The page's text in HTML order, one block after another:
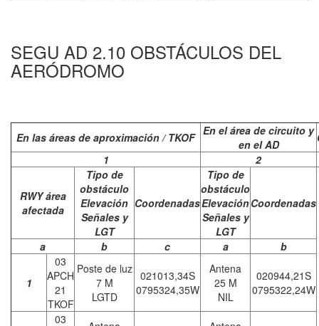
SEGU AD 2.10 OBSTÁCULOS DEL
AERÓDROMO
En las áreas de aproximación / TKOF En el área de circuito y
en el AD
1
2
RWY área
afectada
Tipo de
obstáculo
Elevación
Señales y
LGT
Coordenadas
Tipo de
obstáculo
Elevación
Señales y
LGT
Coordenadas
a b c a b
1
03
APCH
21
TKOF
Poste de luz
7 M
LGTD
021013,34S
0795324,35W
Antena
25 M
NIL
020944,21S
0795322,24W
03